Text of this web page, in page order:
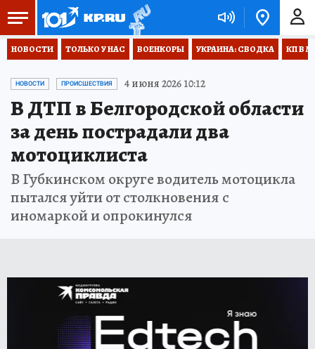
НОВОСТИ ТОЛЬКО У НАС ВОЕНКОРЫ УКРАИНА: СВОДКА КП В
НОВОСТИ ПРОИСШЕСТВИЯ 4 июня 2026 10:12
В ДТП в Белгородской области
за день пострадали два
мотоциклиста
В Губкинском округе водитель мотоцикла
пытался уйти от столкновения с
иномаркой и опрокинулся